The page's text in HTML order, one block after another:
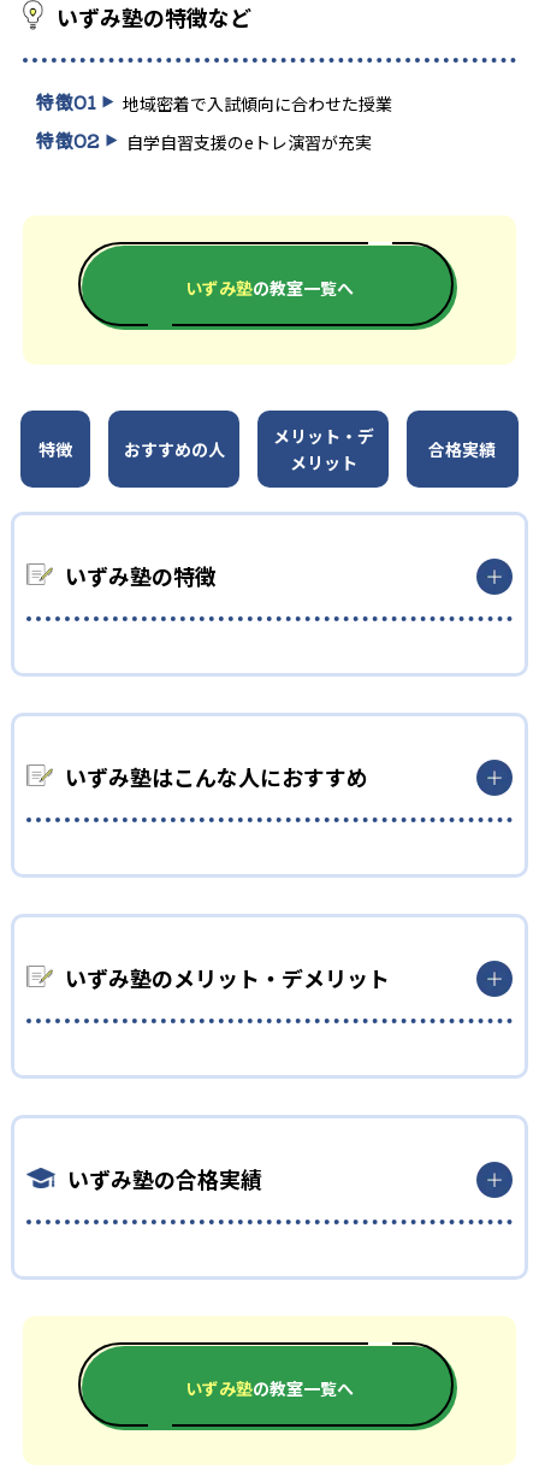
いずみ塾の特徴など
特徴01 地域密着で入試傾向に合わせた授業
特徴02 自学自習支援のeトレ演習が充実
いずみ塾の教室一覧へ
特徴 おすすめの人
メリット・デ
メリット
合格実績
いずみ塾の特徴
る。
いずみ塾はこんな人におすすめ
数の合格者を輩出するなど、高い合格実績がある。
いずみ塾のメリット・デメリット
どんなデメリットがある？
いずみ塾の合格実績
中学校の合格実績
合格実績はサイト内にあります。長野は
いずみ塾の教室一覧へ